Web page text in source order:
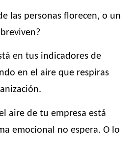
las personas florecen, o un
en tus indicadores de
en el aire que respiras
aire de tu empresa está
emocional no espera. O lo